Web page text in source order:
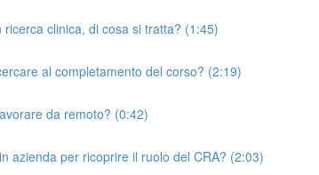
clinica, di cosa si tratta? (1:45)
al completamento del corso? (2:19)
da remoto? (0:42)
azienda per ricoprire il ruolo del CRA? (2:03)